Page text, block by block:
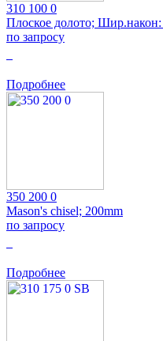
310 100 0
Плоское долото;
по запросу
Подробнее
350 200 0
Mason's chisel; 200mm
по запросу
Подробнее